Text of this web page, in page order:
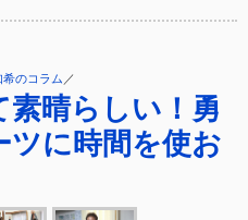
のコラム ／
晴らしい！勇
ツに時間を使お